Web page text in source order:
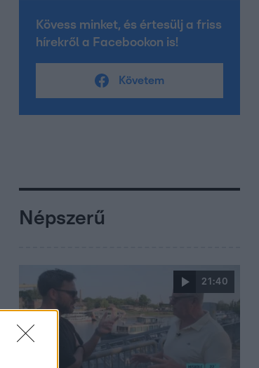
Kövess minket, és értesülj a friss
hírekről a Facebookon is!
Követem
Népszerű
21:40